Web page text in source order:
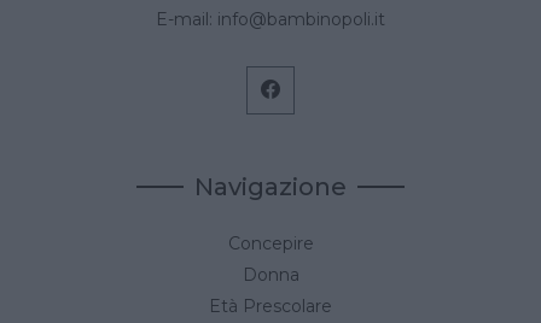
E-mail: info@bambinopoli.it
Navigazione
Concepire
Donna
Età Prescolare